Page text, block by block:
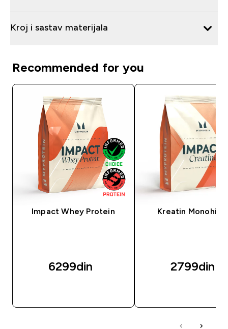
Kroj i sastav materijala
Recommended for you
Impact Whey Protein
6299din‎
Kreatin
2799din‎